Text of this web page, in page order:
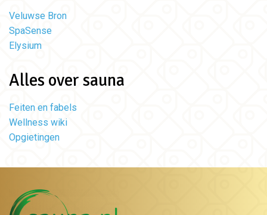
Veluwse Bron
SpaSense
Elysium
Alles over sauna
Feiten en fabels
Wellness wiki
Opgietingen